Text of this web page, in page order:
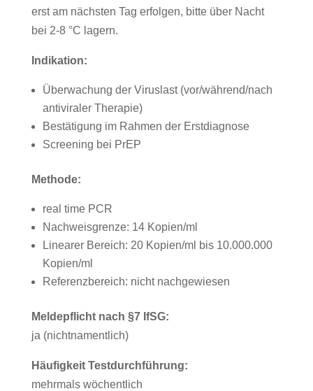
erst am nächsten Tag erfolgen, bitte über Nacht
bei 2-8 °C lagern.
Indikation:
Überwachung der Viruslast (vor/während/nach
antiviraler Therapie)
Bestätigung im Rahmen der Erstdiagnose
Screening bei PrEP
Methode:
real time PCR
Nachweisgrenze: 14 Kopien/ml
Linearer Bereich: 20 Kopien/ml bis 10.000.000
Kopien/ml
Referenzbereich: nicht nachgewiesen
Meldepflicht nach §7 IfSG:
ja (nichtnamentlich)
Häufigkeit Testdurchführung:
mehrmals wöchentlich